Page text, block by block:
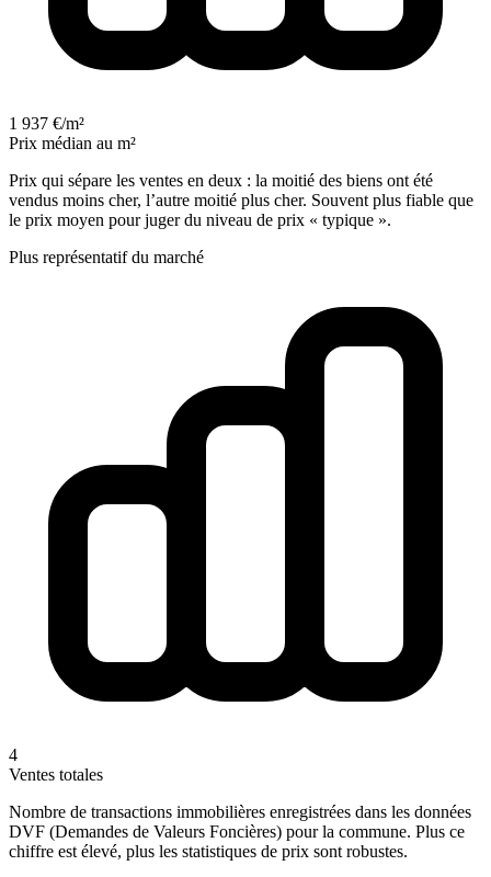
1 937 €/m²
Prix médian au m²
Prix qui sépare les ventes en deux : la moitié des biens ont été
vendus moins cher, l’autre moitié plus cher. Souvent plus fiable que
le prix moyen pour juger du niveau de prix « typique ».
Plus représentatif du marché
4
Ventes totales
Nombre de transactions immobilières enregistrées dans les données
DVF (Demandes de Valeurs Foncières) pour la commune. Plus ce
chiffre est élevé, plus les statistiques de prix sont robustes.